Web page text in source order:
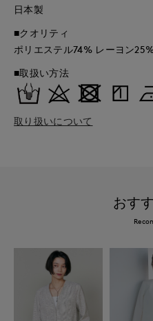
日本製
■クオリティ
ポリエステル74% レーヨン
■取扱い方法
取り扱いについて
おす